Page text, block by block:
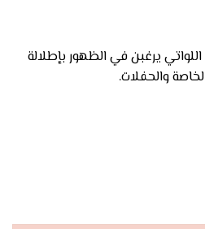
يرغبن في الظهور بإطلالة
والحفلات.